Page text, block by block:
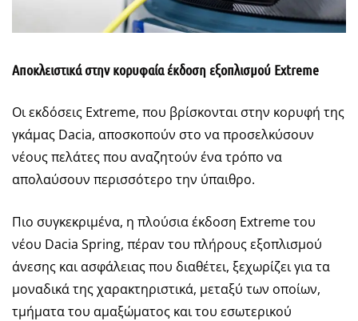
Αποκλειστικά στην κορυφαία έκδοση εξοπλισμού Extreme
Οι εκδόσεις Extreme, που βρίσκονται στην κορυφή της
γκάμας Dacia, αποσκοπούν στο να προσελκύσουν
νέους πελάτες που αναζητούν ένα τρόπο να
απολαύσουν περισσότερο την ύπαιθρο.
Πιο συγκεκριμένα, η πλούσια έκδοση Extreme του
νέου Dacia Spring, πέραν του πλήρους εξοπλισμού
άνεσης και ασφάλειας που διαθέτει, ξεχωρίζει για τα
μοναδικά της χαρακτηριστικά, μεταξύ των οποίων,
τμήματα του αμαξώματος και του εσωτερικού